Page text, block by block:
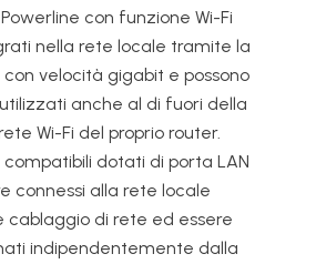
con funzione Wi-Fi
nella rete locale tramite la
velocità gigabit e possono
anche al di fuori della
Wi-Fi del proprio router.
dotati di porta LAN
connessi alla rete locale
cablaggio di rete ed essere
indipendentemente dalla